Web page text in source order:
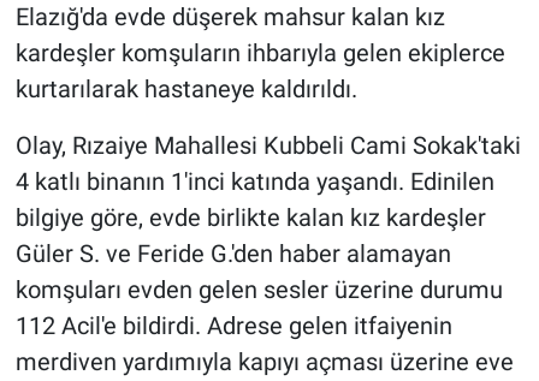
Elazığ'da evde düşerek mahsur kalan kız
kardeşler komşuların ihbarıyla gelen ekiplerce
kurtarılarak hastaneye kaldırıldı.
Olay, Rızaiye Mahallesi Kubbeli Cami Sokak'taki
4 katlı binanın 1'inci katında yaşandı. Edinilen
bilgiye göre, evde birlikte kalan kız kardeşler
Güler S. ve Feride G.'den haber alamayan
komşuları evden gelen sesler üzerine durumu
112 Acil'e bildirdi. Adrese gelen itfaiyenin
merdiven yardımıyla kapıyı açması üzerine eve